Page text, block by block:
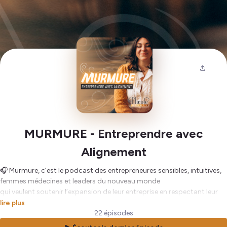
MURMURE - Entreprendre avec
Alignement
🎧 Murmure, c’est le podcast des entrepreneures sensibles, intuitives,
femmes médecines et leaders du nouveau monde
qui veulent soutenir l’expansion de leur entreprise en respectant leur
vision holistique et en suivant leur guidance intérieure.
Murmure vient te rappeler comment tes murmures intérieurs te
lire plus
22 épisodes